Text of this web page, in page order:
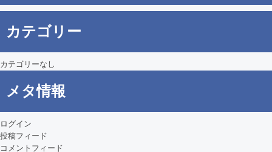
シ
ョ
ン
カテゴリー
カテゴリーなし
メタ情報
ログイン
投稿フィード
コメントフィード